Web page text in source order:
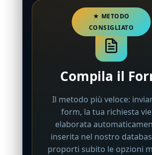
Compila il
Il metodo più veloce:
form, la tua richiesta
elaborata
inserita nel nostro
proporti subito le opzioni